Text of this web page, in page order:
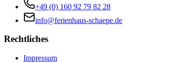
+49 (0) 160 92 79 82 28
info@ferienhaus-schaepe.de
Rechtliches
Impressum